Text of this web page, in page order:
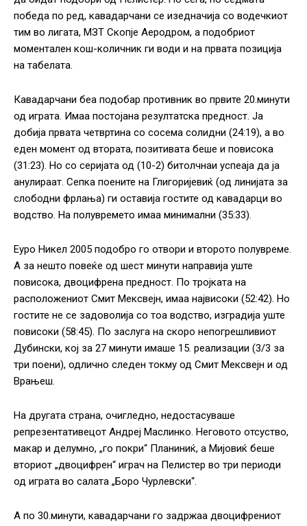
победа по ред, кавадарчани се изедначија со водечкиот
тим во лигата, МЗТ Скопје Аеродром, а подобриот
моментален кош-количник ги води и на првата позиција
на табелата.
Кавадарчани беа подобар противник во првите 20.минути
од играта. Имаа постојана резултатска предност. Ја
добија првата четвртина со сосема солидни (24:19), а во
еден момент од втората, позитивата беше и повисока
(31:23). Но со серијата од (10-2) битолчнаи успеаја да ја
анулираат. Сепка поените на Глигоријевиќ (од линијата за
слободни фрлања) ги оставија гостите од кавадарци во
водство. На полувремето имаа минимални (35:33).
Еуро Никел 2005 подобро го отвори и второто полувреме.
А за нешто повеќе од шест минути направија уште
повисока, двоцифрена предност. По тројката на
расположениот Смит Мексвејн, имаа највисоки (52:42). Но
гостите не се задоволија со тоа водство, изградија уште
повисоки (58:45). По заслуга на скоро непогрешливиот
Дубински, кој за 27 минути имаше 15. реализации (3/3 за
три поени), одлично следен токму од Смит Мексвејн и од
Врањеш.
На другата страна, очигледно, недостасуваше
репрезентативецот Андреј Маслинко. Неговото отсуство,
макар и делумно, „го покри“ Планиниќ, а Мијовиќ беше
вториот „двоцифрен“ играч на Пелистер во три периоди
од играта во салата „Боро Чурлевски“.
А по 30.минути, кавадарчани го задржаа двоцифрениот